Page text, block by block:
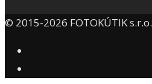
© 2015-2026 FOTOKÚTIK s.r.o.